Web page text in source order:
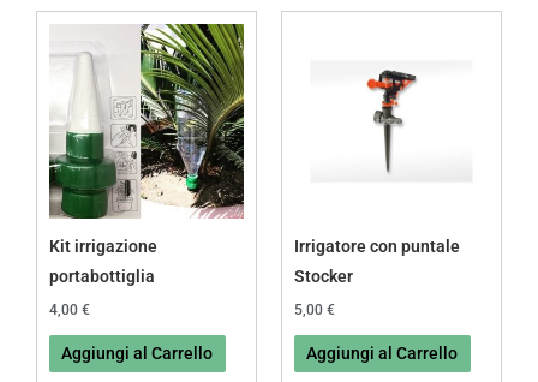
Kit irrigazione
portabottiglia
4,00 €
Aggiungi al Carrello
Irrigatore con puntale
Stocker
5,00 €
Aggiungi al Carrello